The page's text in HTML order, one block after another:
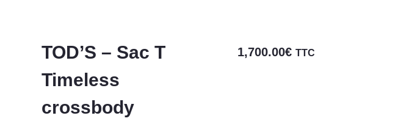
TOD’S – Sac T
Timeless
crossbody
1,700.00€ TTC